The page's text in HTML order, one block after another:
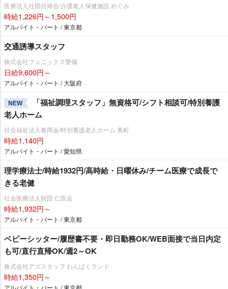
医療法人社団自靖会/介護老人保健施設 めぐみ
時給1,226円～1,500円
アルバイト・パート / 東京都
交通誘導スタッフ
株式会社フェニックス警備
日給9,600円～
アルバイト・パート / 大阪府
NEW
「福祉調理スタッフ」無資格可/シフト相談可/特別養護
老人ホーム
社会福祉法人春岡会/特別養護老人ホーム 奥町
時給1,140円
アルバイト・パート / 愛知県
理学療法士/時給1932円/高時給・日曜休み/チーム医療で成長で
きる老健
社会医療法人財団 仁医会
時給1,932円～
アルバイト・パート / 東京都
ベビーシッター/履歴書不要・即日勤務OK/WEB面接で当日内定
も可/直行直帰OK/週2～OK
株式会社アズスタッフ わんぱくランド
時給1,350円～
アルバイト・パート / 東京都